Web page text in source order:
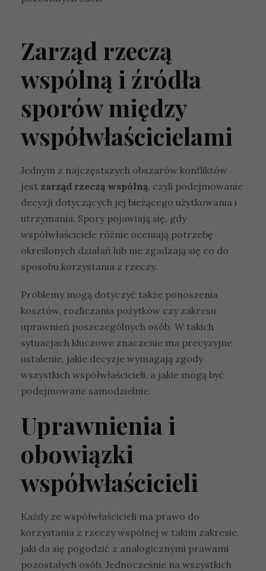
Zarząd rzeczą
wspólną i źródła
sporów między
współwłaścicielami
Jednym z najczęstszych obszarów konfliktów
jest zarząd rzeczą wspólną, czyli podejmowanie
decyzji dotyczących jej bieżącego użytkowania i
utrzymania. Spory pojawiają się, gdy
współwłaściciele różnie oceniają potrzebę
określonych działań lub nie zgadzają się co do
sposobu korzystania z rzeczy.
Problemy mogą dotyczyć także ponoszenia
kosztów, rozliczania pożytków czy zakresu
uprawnień poszczególnych osób. W takich
sytuacjach kluczowe znaczenie ma precyzyjne
ustalenie, jakie decyzje wymagają zgody
wszystkich współwłaścicieli, a jakie mogą być
podejmowane samodzielnie.
Uprawnienia i
obowiązki
współwłaścicieli
Każdy ze współwłaścicieli ma prawo do
korzystania z rzeczy wspólnej w takim zakresie,
jaki da się pogodzić z analogicznymi prawami
pozostałych osób. Jednocześnie na wszystkich